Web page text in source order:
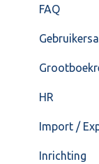
FAQ –
FAQ
HR
Import /
Inrichting